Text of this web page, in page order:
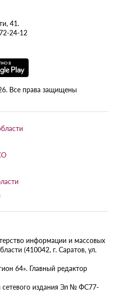
41.
24-12
Все права защищены
информации и массовых
(410042, г. Саратов, ул.
64». Главный редактор
сетевого издания Эл № ФС77-